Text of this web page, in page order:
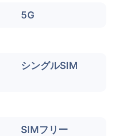
5G
シングルSIM
SIMフリー